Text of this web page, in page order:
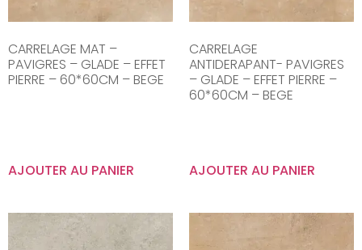
CARRELAGE MAT –
PAVIGRES – GLADE – EFFET
PIERRE – 60*60CM – BEGE
AJOUTER AU PANIER
CARRELAGE
ANTIDERAPANT- PAVIGRES
– GLADE – EFFET PIERRE –
60*60CM – BEGE
AJOUTER AU PANIER